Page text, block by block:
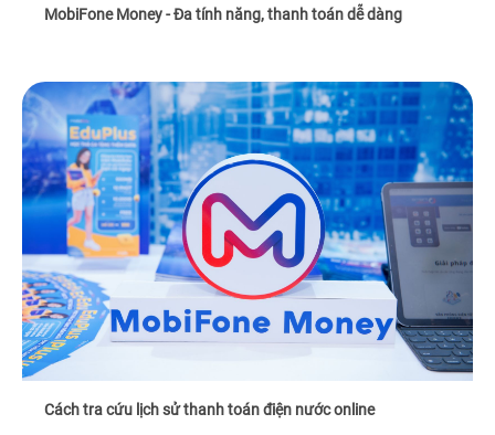
MobiFone Money - Đa tính năng, thanh toán dễ dàng
Cách tra cứu lịch sử thanh toán điện nước online